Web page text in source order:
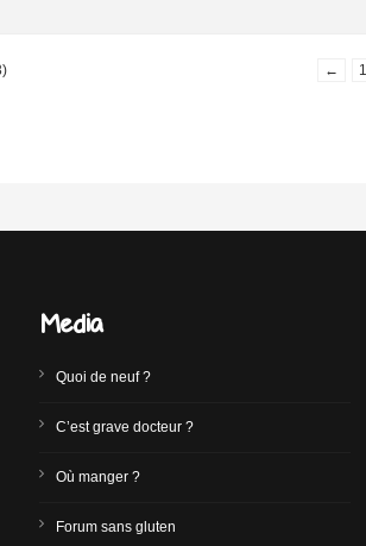
← 1
Media
Quoi de neuf ?
C’est grave docteur ?
Où manger ?
Forum sans gluten